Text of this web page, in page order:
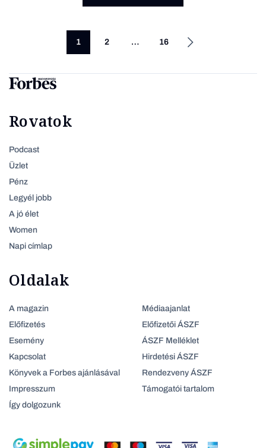
1 2 … 16
Rovatok
Podcast
Üzlet
Pénz
Legyél jobb
A jó élet
Women
Napi címlap
Oldalak
A magazin
Előfizetés
Esemény
Kapcsolat
Könyvek a Forbes ajánlásával
Impresszum
Így dolgozunk
Médiaajanlat
Előfizetői ÁSZF
ÁSZF Melléklet
Hirdetési ÁSZF
Rendezveny ÁSZF
Támogatói tartalom